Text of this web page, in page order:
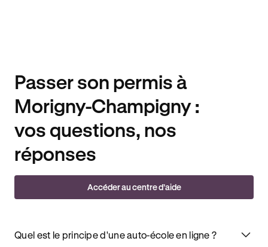
Passer son permis à
Morigny-Champigny :
vos questions, nos
réponses
Accéder au centre d’aide
Quel est le principe d'une auto-école en ligne ?